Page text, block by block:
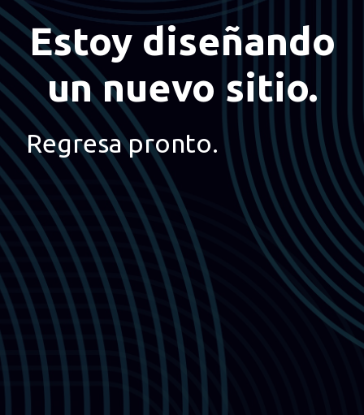
Estoy diseñando
un nuevo sitio.
Regresa pronto.